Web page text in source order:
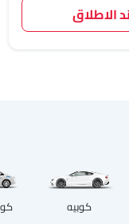
الاطلاق
كوبيه